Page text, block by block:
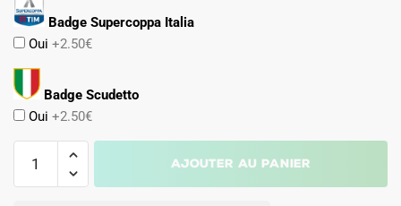
Badge Supercoppa Italia
Oui +2.50€
Badge Scudetto
Oui +2.50€
Ajouter au panier